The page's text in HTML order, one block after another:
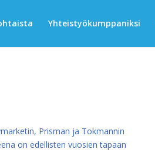
Yhteistyökumppaniksi
Prisman ja Tokmannin
on edellisten vuosien tapaan